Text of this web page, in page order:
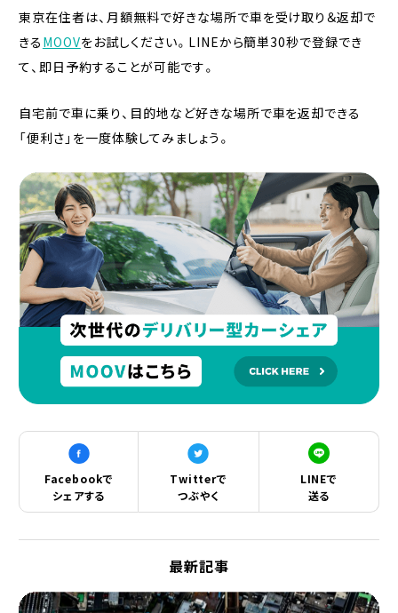
東京在住者は、月額無料で好きな場所で車を受け取り＆返却で
きる MOOVをお試しください。LINEから簡単30秒で登録でき
て、即日予約することが可能です。
自宅前で車に乗り、目的地など好きな場所で車を返却できる
「便利さ」を一度体験してみましょう。
Facebookで
シェアする
Twitterで
つぶやく
LINEで
送る
最新記事